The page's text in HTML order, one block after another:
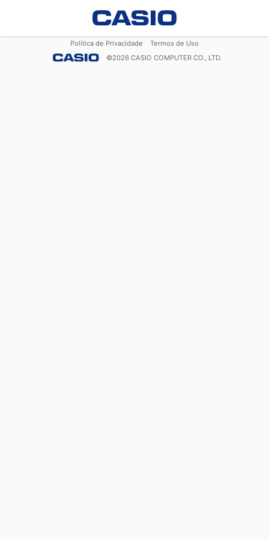
Política de Privacidade
Termos de Uso
©2026 CASIO COMPUTER CO., LTD.